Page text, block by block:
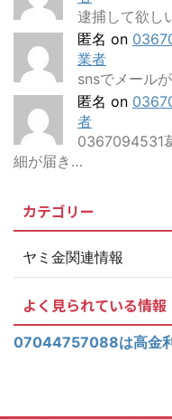
逮捕して欲し
匿名 on
業者
snsでメール
匿名 on
者
0367094531
細が届き…
カテゴリー
ヤミ金関連情報
よく見られている情報
07044757088は高金